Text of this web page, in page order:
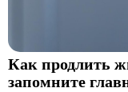
Как продлить
запомните